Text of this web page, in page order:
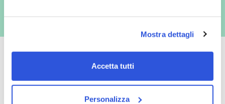
Mostra dettagli
Accetta tutti
Personalizza
Oltre 50.000 prodotti Spedizione gratuita